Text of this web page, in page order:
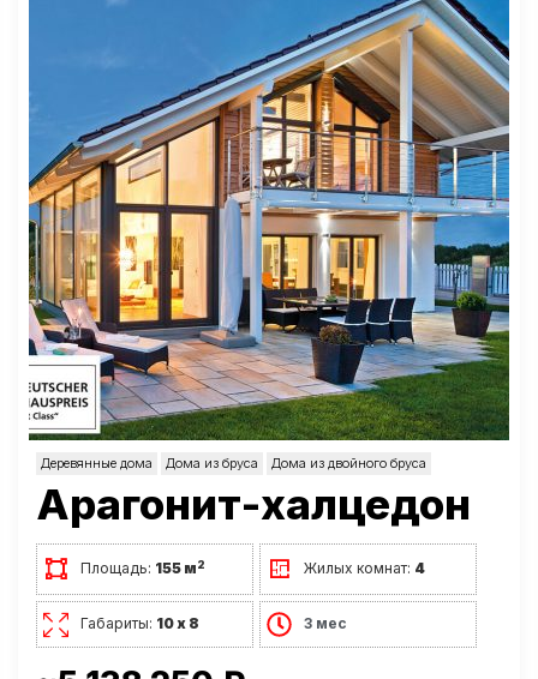
Деревянные дома Дома из бруса Дома из двойного бруса
Арагонит-халцедон
Площадь: 155 м2 Жилых комнат: 4
Габариты: 10 х 8 3 мес